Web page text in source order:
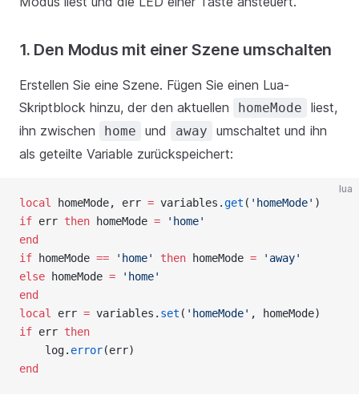
1. Den Modus mit einer Szene umschalten
Erstellen Sie eine Szene. Fügen Sie einen Lua-
Skriptblock hinzu, der den aktuellen
homeMode
liest,
ihn zwischen
home und away
umschaltet und ihn
als geteilte Variable zurückspeichert:
lua
local homeMode, err = variables.get ( 'homeMode' )
if err then homeMode =
'home'
end
if homeMode == 'home' then homeMode =
'away'
else homeMode =
'home'
end
local
err = variables. set ( 'homeMode' , homeMode)
if err then
    log.
error(err)
end